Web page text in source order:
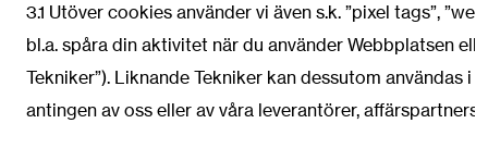
3.1 Utöver cookies använder vi även s.k. ”pixel tags”,
bl.a. spåra din aktivitet när du använder Webbplatsen
Tekniker”). Liknande Tekniker kan dessutom användas
antingen av oss eller av våra leverantörer, affärspartners